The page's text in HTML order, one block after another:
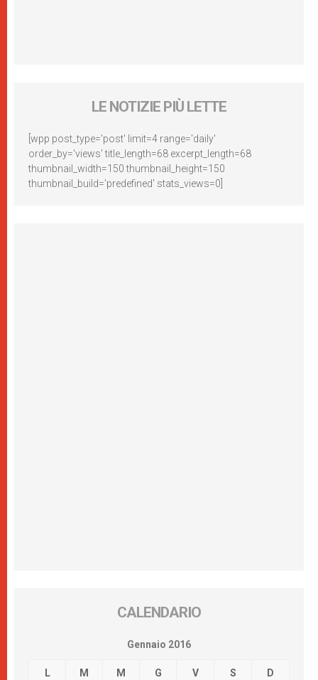
LE NOTIZIE PIÙ LETTE
[wpp post_type='post' limit=4 range='daily'
order_by='views' title_length=68 excerpt_length=68
thumbnail_width=150 thumbnail_height=150
thumbnail_build='predefined' stats_views=0]
CALENDARIO
Gennaio 2016
L M M G V S D